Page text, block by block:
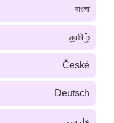
বাংলা
தமிழ்
České
Deutsch